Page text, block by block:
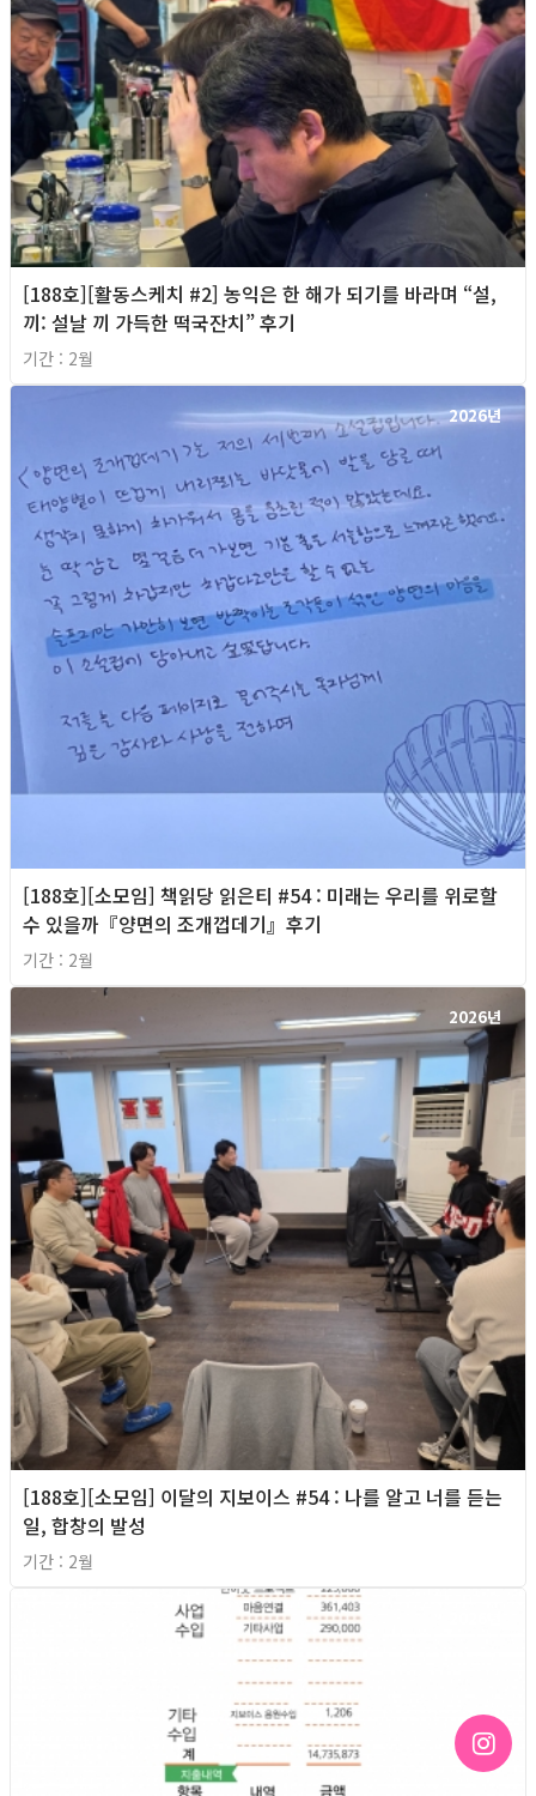
[188호][활동스케치 #2] 농익은 한 해가 되기를 바라며 “설,
끼: 설날 끼 가득한 떡국잔치” 후기
기간 : 2월
2026년
[188호][소모임] 책읽당 읽은티 #54 : 미래는 우리를 위로할
수 있을까『양면의 조개껍데기』후기
기간 : 2월
2026년
[188호][소모임] 이달의 지보이스 #54 : 나를 알고 너를 듣는
일, 합창의 발성
기간 : 2월